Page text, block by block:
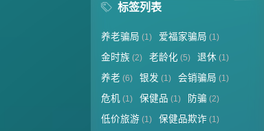
标签列表
养老骗局 (1) 爱福家骗局 (1)
金时族 (2) 老龄化 (5) 退休 (1)
养老 (6) 银发 (1) 会销骗局 (1)
危机 (1) 保健品 (1) 防骗 (2)
低价旅游 (1) 保健品欺诈 (1)